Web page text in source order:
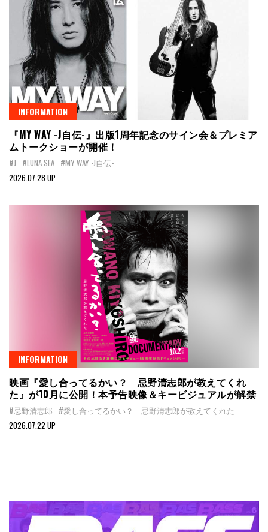
INFORMATION
『MY WAY -J自伝-』出版1周年記念のサイン会＆プレミア
ムトークショーが開催！
#J #LUNA SEA #MY WAY -J自伝-
2026.07.28 UP
INFORMATION
映画『愛し合ってるかい？ 忌野清志郎が教えてくれ
た』が10月に公開！本予告映像＆キービジュアルが解禁
#忌野清志郎 #愛し合ってるかい？ 忌野清志郎が教えてくれた
2026.07.22 UP